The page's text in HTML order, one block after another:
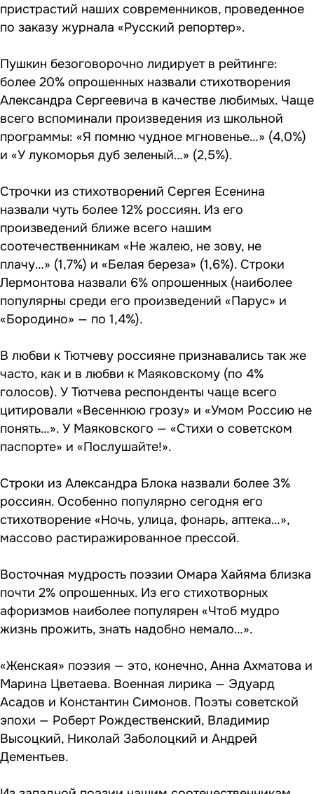
пристрастий наших современников, проведенное
по заказу журнала «Русский репортер».
Пушкин безоговорочно лидирует в рейтинге:
более 20% опрошенных назвали стихотворения
Александра Сергеевича в качестве любимых. Чаще
всего вспоминали произведения из школьной
программы: «Я помню чудное мгновенье…» (4,0%)
и «У лукоморья дуб зеленый…» (2,5%).
Строчки из стихотворений Сергея Есенина
назвали чуть более 12% россиян. Из его
произведений ближе всего нашим
соотечественникам «Не жалею, не зову, не
плачу…» (1,7%) и «Белая береза» (1,6%). Строки
Лермонтова назвали 6% опрошенных (наиболее
популярны среди его произведений «Парус» и
«Бородино» — по 1,4%).
В любви к Тютчеву россияне признавались так же
часто, как и в любви к Маяковскому (по 4%
голосов). У Тютчева респонденты чаще всего
цитировали «Весеннюю грозу» и «Умом Россию не
понять…». У Маяковского — «Стихи о советском
паспорте» и «Послушайте!».
Строки из Александра Блока назвали более 3%
россиян. Особенно популярно сегодня его
стихотворение «Ночь, улица, фонарь, аптека…»,
массово растиражированное прессой.
Восточная мудрость поэзии Омара Хайяма близка
почти 2% опрошенных. Из его стихотворных
афоризмов наиболее популярен «Чтоб мудро
жизнь прожить, знать надобно немало…».
«Женская» поэзия — это, конечно, Анна Ахматова и
Марина Цветаева. Военная лирика — Эдуард
Асадов и Константин Симонов. Поэты советской
эпохи — Роберт Рождественский, Владимир
Высоцкий, Николай Заболоцкий и Андрей
Дементьев.